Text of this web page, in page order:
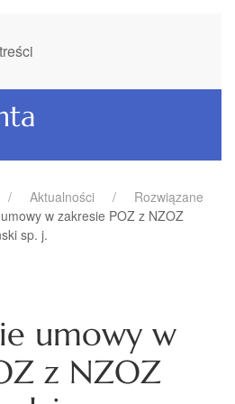
Aktualności
Rozwiązane
w zakresie POZ z NZOZ
sp. j.
umowy w
z NZOZ